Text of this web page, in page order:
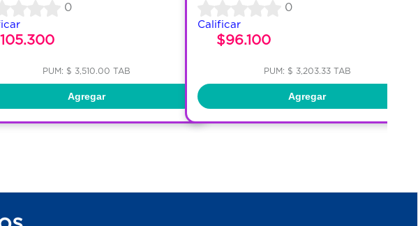
0
PUM: $ 3,510.00 TAB
Agregar
0
Calificar
$96.100
PUM: $ 3,203.33 TAB
Agregar